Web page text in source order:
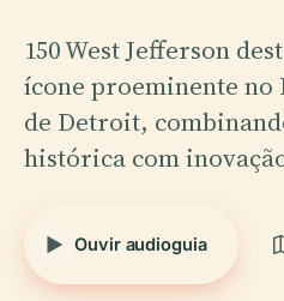
150 West Jefferson
ícone proeminente
de Detroit,
histórica com
Ouvir audioguia